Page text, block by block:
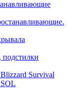
Survival